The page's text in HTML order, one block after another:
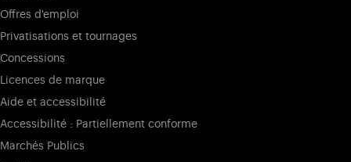
Offres d'emploi
Privatisations et tournages
Concessions
Licences de marque
Aide et accessibilité
Accessibilité : Partiellement conforme
Marchés Publics